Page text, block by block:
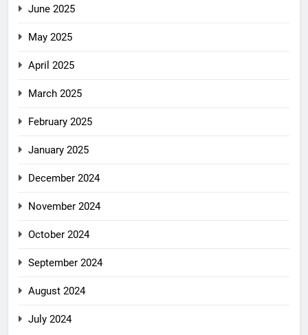
June 2025
May 2025
April 2025
March 2025
February 2025
January 2025
December 2024
November 2024
October 2024
September 2024
August 2024
July 2024